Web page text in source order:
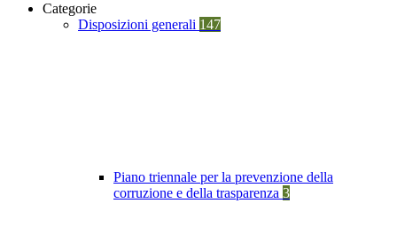
Categorie
Disposizioni generali 147
Piano triennale per la prevenzione della
corruzione e della trasparenza 3